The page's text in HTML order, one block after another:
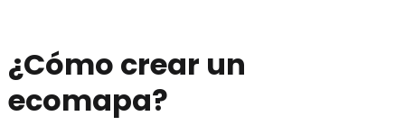
¿Cómo crear un
ecomapa?